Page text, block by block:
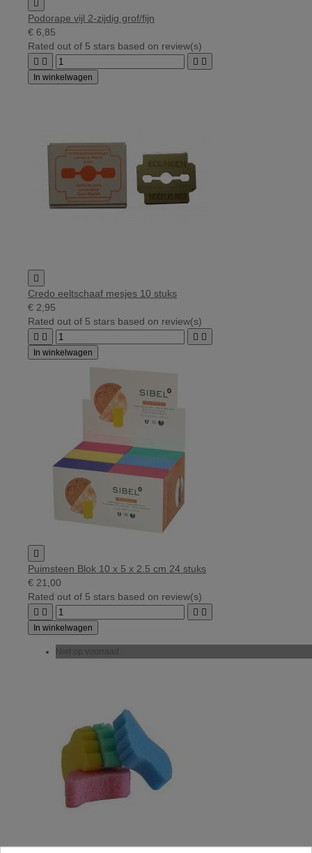

Podorape vijl 2-zijdig grof/fijn
€ 6,85
Rated out of 5 stars based on review(s)
   
In winkelwagen

Credo eeltschaaf mesjes 10 stuks
€ 2,95
Rated out of 5 stars based on review(s)
   
In winkelwagen

Puimsteen Blok 10 x 5 x 2.5 cm 24 stuks
€ 21,00
Rated out of 5 stars based on review(s)
   
In winkelwagen
Niet op voorraad